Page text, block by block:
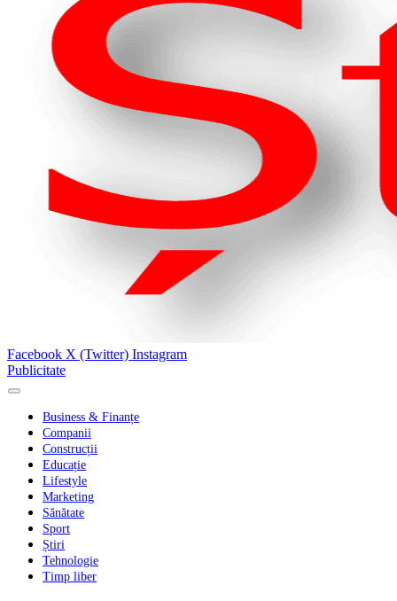
Facebook X (Twitter) Instagram
Publicitate
Business & Finanțe
Companii
Construcții
Educație
Lifestyle
Marketing
Sănătate
Sport
Știri
Tehnologie
Timp liber